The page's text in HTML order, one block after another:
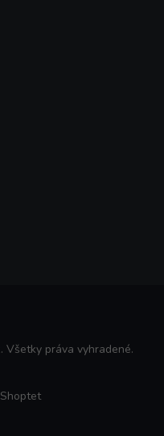
. Všetky práva vyhradené.